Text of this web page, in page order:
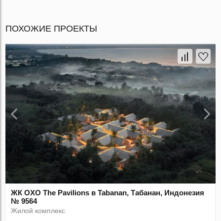
ПОХОЖИЕ ПРОЕКТЫ
ЖК OXO The Pavilions в Tabanan, Табанан, Индонезия
№ 9564
Жилой комплекс